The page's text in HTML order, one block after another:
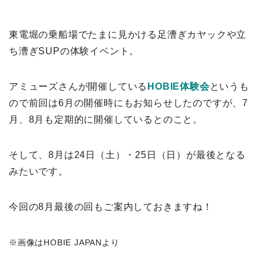
東電堀の乗船場でたまに見かける足漕ぎカヤックや立
ち漕ぎSUPの体験イベント。
アミューズさんが開催している HOBIE体験会というも
ので前回は6月の開催時にもお知らせしたのですが、7
月、8月も定期的に開催しているとのこと。
そして、8月は24日（土）・25日（日）が最後となる
みたいです。
今回の8月最後の回もご案内しておきますね！
※画像はHOBIE JAPANより